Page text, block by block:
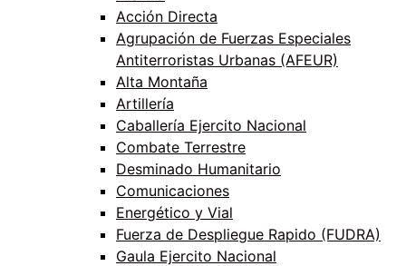
Acción Directa
Agrupación de Fuerzas Especiales
Antiterroristas Urbanas (AFEUR)
Alta Montaña
Artillería
Caballería Ejercito Nacional
Combate Terrestre
Desminado Humanitario
Comunicaciones
Energético y Vial
Fuerza de Despliegue Rapido (FUDRA)
Gaula Ejercito Nacional